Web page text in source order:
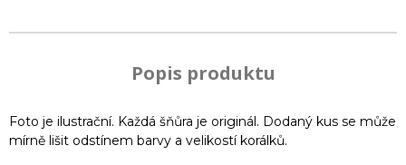
Popis produktu
Foto je ilustrační. Každá šňůra je originál. Dodaný kus se může
mírně lišit odstínem barvy a velikostí korálků.